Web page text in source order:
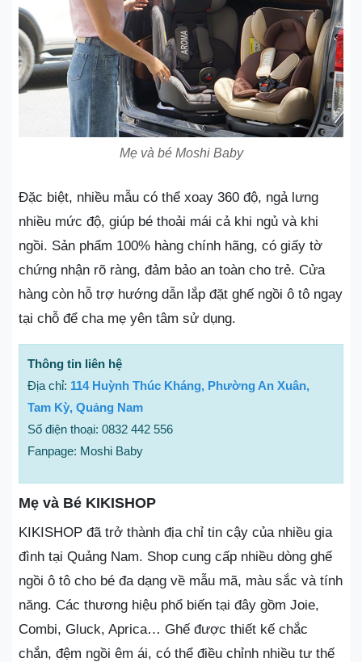
Mẹ và bé Moshi Baby
Đặc biệt, nhiều mẫu có thể xoay 360 độ, ngả lưng
nhiều mức độ, giúp bé thoải mái cả khi ngủ và khi
ngồi. Sản phẩm 100% hàng chính hãng, có giấy tờ
chứng nhận rõ ràng, đảm bảo an toàn cho trẻ. Cửa
hàng còn hỗ trợ hướng dẫn lắp đặt ghế ngồi ô tô ngay
tại chỗ để cha mẹ yên tâm sử dụng.
Thông tin liên hệ
Địa chỉ: 114 Huỳnh Thúc Kháng, Phường An Xuân,
Tam Kỳ, Quảng Nam
Số điện thoại: 0832 442 556
Fanpage: Moshi Baby
Mẹ và Bé KIKISHOP
KIKISHOP đã trở thành địa chỉ tin cậy của nhiều gia
đình tại Quảng Nam. Shop cung cấp nhiều dòng ghế
ngồi ô tô cho bé đa dạng về mẫu mã, màu sắc và tính
năng. Các thương hiệu phổ biến tại đây gồm Joie,
Combi, Gluck, Aprica… Ghế được thiết kế chắc
chắn, đệm ngồi êm ái, có thể điều chỉnh nhiều tư thế